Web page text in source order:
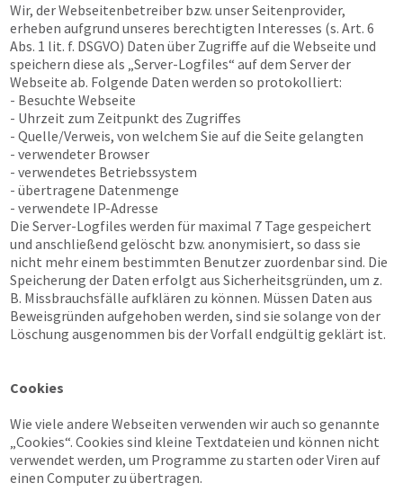
Wir, der Webseitenbetreiber bzw. unser Seitenprovider,
erheben aufgrund unseres berechtigten Interesses (s. Art. 6
Abs. 1 lit. f. DSGVO) Daten über Zugriffe auf die Webseite und
speichern diese als „Server-Logfiles“ auf dem Server der
Webseite ab. Folgende Daten werden so protokolliert:
- Besuchte Webseite
- Uhrzeit zum Zeitpunkt des Zugriffes
- Quelle/Verweis, von welchem Sie auf die Seite gelangten
- verwendeter Browser
- verwendetes Betriebssystem
- übertragene Datenmenge
- verwendete IP-Adresse
Die Server-Logfiles werden für maximal 7 Tage gespeichert
und anschließend gelöscht bzw. anonymisiert, so dass sie
nicht mehr einem bestimmten Benutzer zuordenbar sind. Die
Speicherung der Daten erfolgt aus Sicherheitsgründen, um z.
B. Missbrauchsfälle aufklären zu können. Müssen Daten aus
Beweisgründen aufgehoben werden, sind sie solange von der
Löschung ausgenommen bis der Vorfall endgültig geklärt ist.
Cookies
Wie viele andere Webseiten verwenden wir auch so genannte
„Cookies“. Cookies sind kleine Textdateien und können nicht
verwendet werden, um Programme zu starten oder Viren auf
einen Computer zu übertragen.